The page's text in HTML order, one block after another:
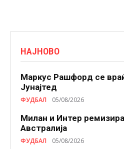
НАЈНОВО
Маркус Рашфорд се
Јунајтед
ФУДБАЛ 05/08/2026
Милан и Интер
Австралија
ФУДБАЛ 05/08/2026